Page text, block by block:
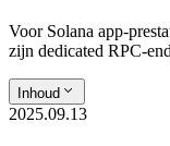
Voor Solana app-
zijn dedicated RPC-
Inhoud
2025.09.13